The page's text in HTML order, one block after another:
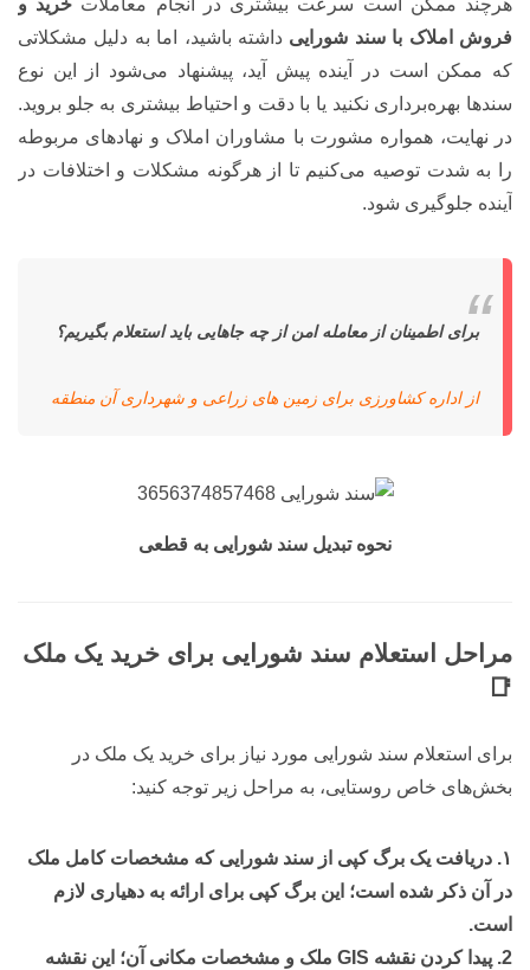
فروش املاک با سند شورایی داشته باشید، اما به دلیل مشکلاتی
که ممکن است در آینده پیش آید، پیشنهاد می‌شود از این نوع
سند‌ها بهره‌برداری نکنید یا با دقت و احتیاط بیشتری به جلو بروید.
در نهایت، همواره مشورت با مشاوران املاک و نهادهای مربوطه
را به شدت توصیه می‌کنیم تا از هرگونه مشکلات و اختلافات در
آینده جلوگیری شود.
برای اطمینان از معامله امن از چه جاهایی باید استعلام بگیریم؟
از اداره کشاورزی برای زمین های زراعی و شهرداری آن منطقه
نحوه تبدیل سند شورایی به قطعی
مراحل استعلام سند شورایی برای خرید یک ملک
📑
برای استعلام سند شورایی مورد نیاز برای خرید یک ملک در
بخش‌های خاص روستایی، به مراحل زیر توجه کنید:
۱. دریافت یک برگ کپی از سند شورایی که مشخصات کامل ملک
در آن ذکر شده است؛ این برگ کپی برای ارائه به دهیاری لازم
است.
2. پیدا کردن نقشه GIS ملک و مشخصات مکانی آن؛ این نقشه